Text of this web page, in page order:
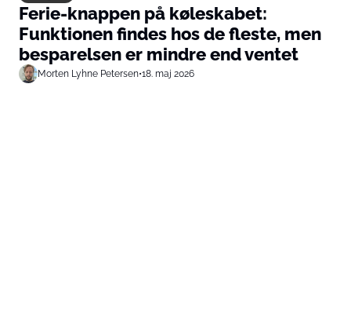
Ferie-knappen på køleskabet:
Funktionen findes hos de fleste, men
besparelsen er mindre end ventet
Morten Lyhne Petersen•18. maj 2026